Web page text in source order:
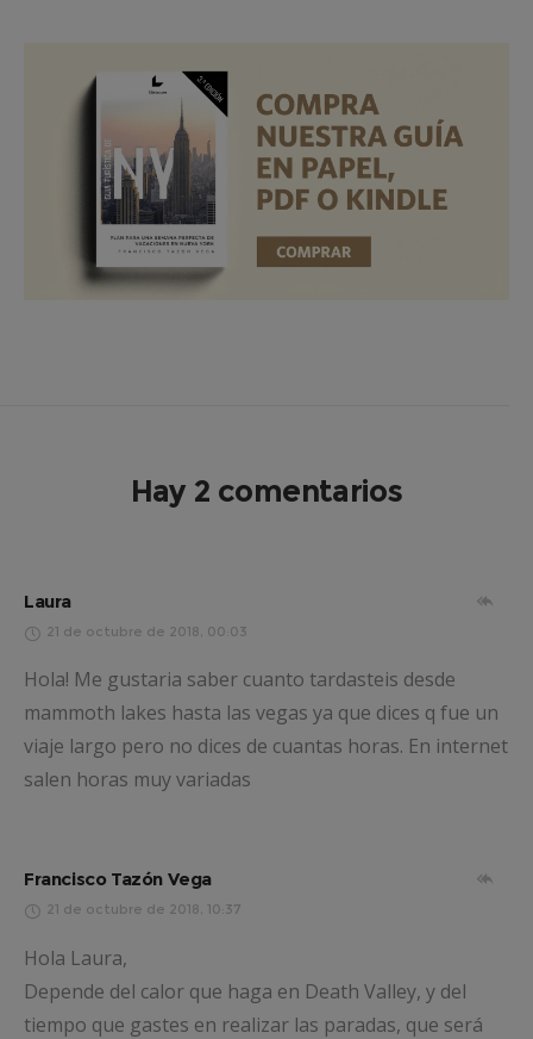
Hay 2 comentarios
Laura
21 de octubre de 2018, 00:03
Hola! Me gustaria saber cuanto tardasteis desde
mammoth lakes hasta las vegas ya que dices q fue un
viaje largo pero no dices de cuantas horas. En internet
salen horas muy variadas
Francisco Tazón Vega
21 de octubre de 2018, 10:37
Hola Laura,
Depende del calor que haga en Death Valley, y del
tiempo que gastes en realizar las paradas, que será